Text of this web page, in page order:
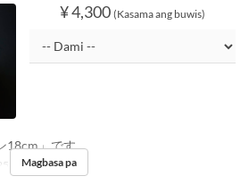
¥ 4,300 (Kasama ang buwis)
18cm」です。
Dis 26, 2025 ~
Magbasa pa